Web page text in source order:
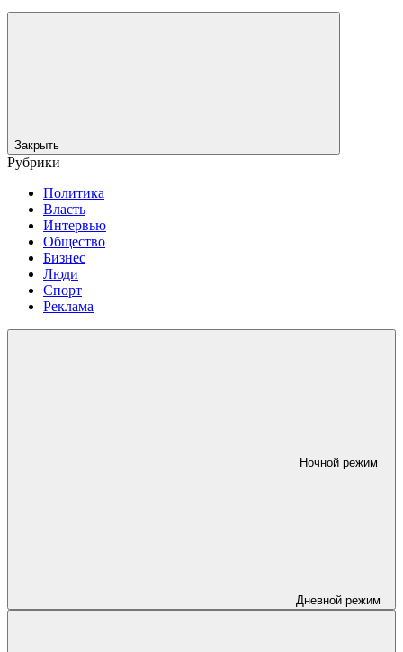
Закрыть
Рубрики
Политика
Власть
Интервью
Общество
Бизнес
Люди
Спорт
Реклама
Ночной режим
Дневной режим